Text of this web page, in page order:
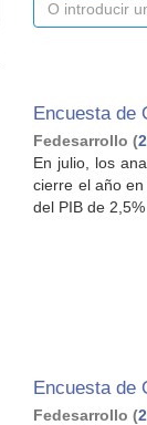
Encuesta de
Fedesarrollo (
En julio, los
cierre el año
del PIB de 2,5%
Encuesta de
Fedesarrollo (